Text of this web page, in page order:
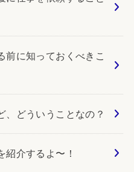
前に知っておくべきこ
、どういうことなの？
紹介するよ〜！